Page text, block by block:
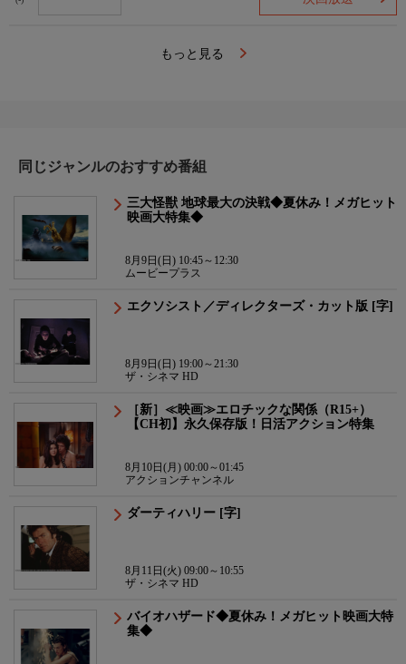
もっと見る
同じジャンルのおすすめ番組
三大怪獣 地球最大の決戦◆夏休み！メガヒット
映画大特集◆
8月9日(日) 10:45～12:30
ムービープラス
エクソシスト／ディレクターズ・カット版 [字]
8月9日(日) 19:00～21:30
ザ・シネマ HD
［新］≪映画≫エロチックな関係（R15+）
【CH初】永久保存版！日活アクション特集
8月10日(月) 00:00～01:45
アクションチャンネル
ダーティハリー [字]
8月11日(火) 09:00～10:55
ザ・シネマ HD
バイオハザード◆夏休み！メガヒット映画大特
集◆